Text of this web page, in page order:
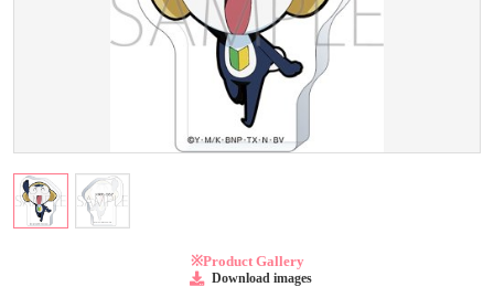
※Product Gallery
Download images